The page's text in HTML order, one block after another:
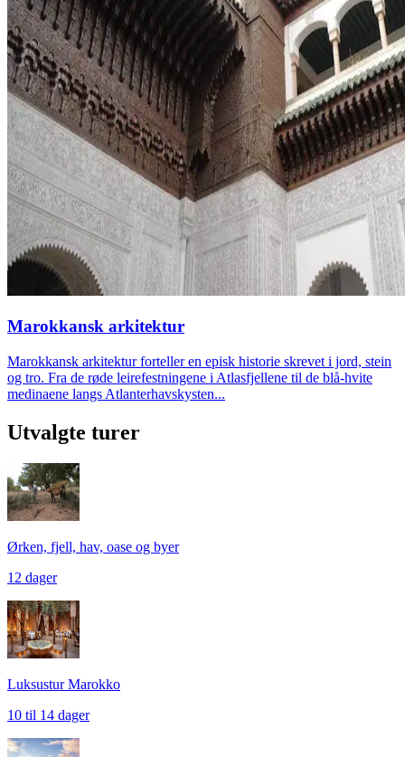
Marokkansk arkitektur
Marokkansk arkitektur forteller en episk historie skrevet i jord, stein
og tro. Fra de røde leirefestningene i Atlasfjellene til de blå-hvite
medinaene langs Atlanterhavskysten...
Utvalgte turer
Ørken, fjell, hav, oase og byer
12 dager
Luksustur Marokko
10 til 14 dager